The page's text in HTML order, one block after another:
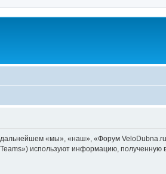
«мы», «наш», «Форум
используют информацию, полученную